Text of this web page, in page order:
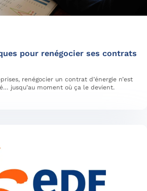
pour renégocier ses contrats
renégocier un contrat d’énergie n’est
jusqu’au moment où ça le devient.